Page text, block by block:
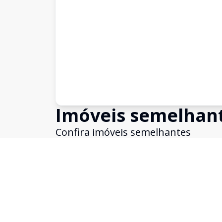
Imóveis
Confira imóveis semelhantes